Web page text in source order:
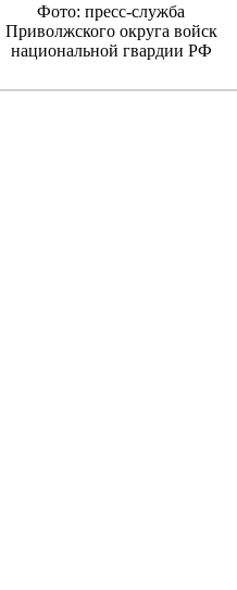
Фото: пресс-служба
Приволжского округа войск
национальной гвардии РФ